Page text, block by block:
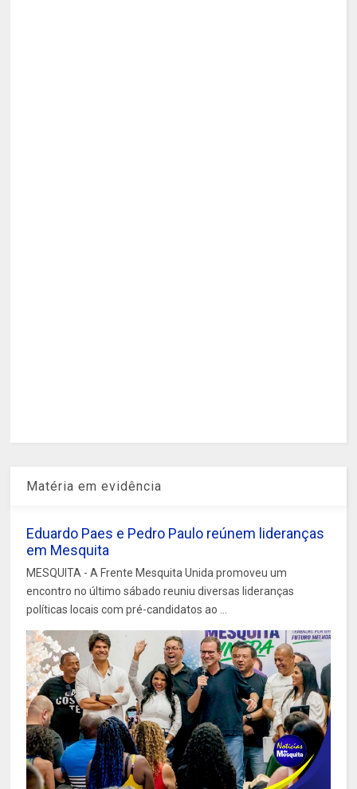
Matéria em evidência
Eduardo Paes e Pedro Paulo reúnem lideranças
em Mesquita
MESQUITA - A Frente Mesquita Unida promoveu um
encontro no último sábado reuniu diversas lideranças
políticas locais com pré-candidatos ao ...